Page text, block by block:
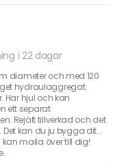
i 22 dagar
diameter och med 120
hydraulaggregat.
Har hjul och kan
ett separat
Rejält tillverkad och det
kan du ju bygga dit...
kan maila över till dig!